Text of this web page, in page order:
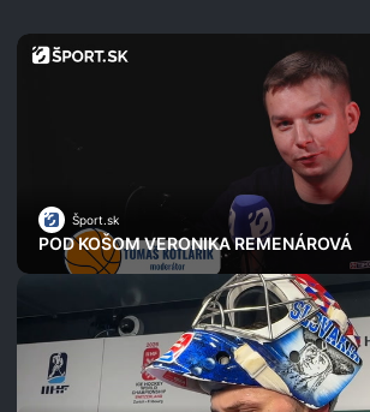
Šport.sk
POD KOŠOM VERONIKA REMENÁROVÁ